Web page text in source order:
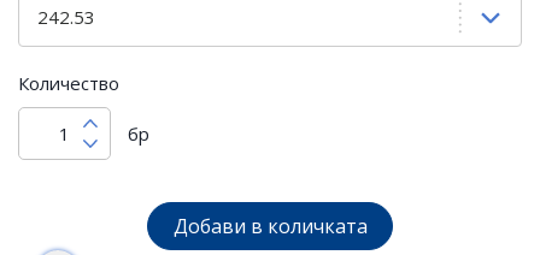
Количество
бр
Добави в количката